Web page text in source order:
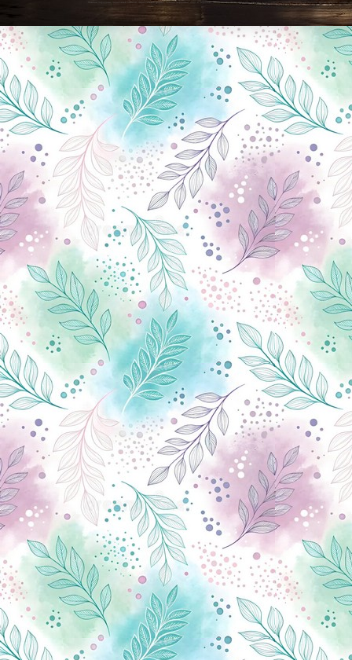
Новини Чернігова, Чернігівські новини, Чернігівський формат, новини Чернігова, події в Чернігові: політика, економіка, аналітика, культура, відеоновини, екологія, спортивний Чернігів, туризм, Чернігів